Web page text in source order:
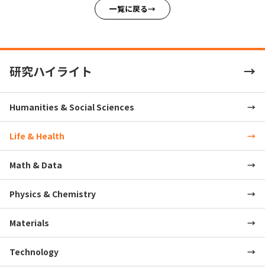
研究ハイライト
Humanities & Social Sciences
Life & Health
Math & Data
Physics & Chemistry
Materials
Technology
一覧に戻る